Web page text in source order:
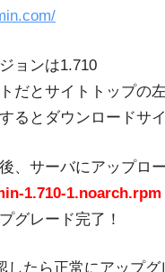
ョンは1.710
だとサイトトップの
るとダウンロードサ
、サーバにアップロ
1.710-1.noarch.rpm
グレード完了！
したら正常にアップグ